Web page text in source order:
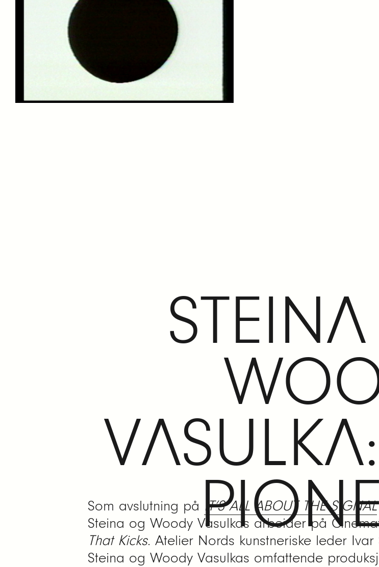
Som avslutning på IT’S ALL ABOUT THE SIGNAL
Steina og Woody Vasulkas arbeider på
That Kicks. Atelier Nords kunstneriske leder
Steina og Woody Vasulkas omfattende